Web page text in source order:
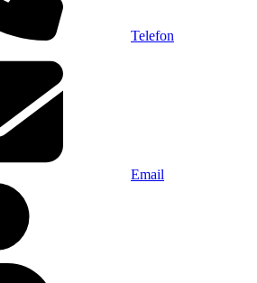
Telefon
Email